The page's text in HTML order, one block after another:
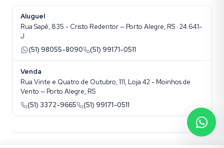
Aluguel
Rua Sapê, 835 - Cristo Redentor — Porto Alegre, RS · 24.641-
J
(51) 98055-8090
(51) 99171-0511
Venda
Rua Vinte e Quatro de Outubro, 111, Loja 42 - Moinhos de
Vento — Porto Alegre, RS
(51) 3372-9665
(51) 99171-0511